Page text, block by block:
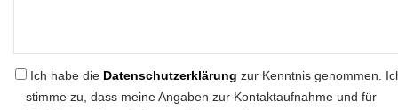
Ich habe die Datenschutzerklärung zur Kenntnis genommen.
stimme zu, dass meine Angaben zur Kontaktaufnahme und für